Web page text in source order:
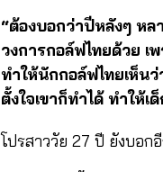
“ต้องบอกว่าปีหลังๆ หล
วงการกอล์ฟไทยด้วย เ
ทำให้นักกอล์ฟไทยเห็นว่
ตั้งใจเขาก็ทำได้ ทำให้เ
โปรสาววัย 27 ปี ยังบอ